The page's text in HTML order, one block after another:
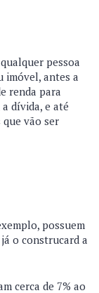
pessoa
imóvel, antes a
renda para
dívida, e até
vão ser
possuem
o construcard a
cerca de 7% ao